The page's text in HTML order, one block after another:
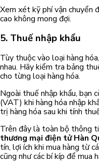
Xem xét kỹ phí vận chuyển
cao không mong đợi.
5. Thuế nhập khẩu
Tùy thuộc vào loại hàng
nhau. Hãy kiểm tra bảng
cho từng loại hàng hóa.
Ngoài thuế nhập khẩu, bạn
(VAT) khi hàng hóa nhập
trị hàng hóa sau khi tính
Trên đây là toàn bộ thông
thương mại điện tử Hàn
tín, lợi ích khi mua hàng từ
cũng như các bí kíp để mua